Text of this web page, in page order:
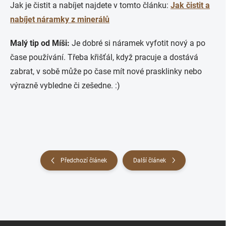
Jak je čistit a nabíjet najdete v tomto článku: Jak čistit a
nabíjet náramky z minerálů
Malý tip od Míši: Je dobré si náramek vyfotit nový a po
čase používání. Třeba křišťál, když pracuje a dostává
zabrat, v sobě může po čase mít nové prasklinky nebo
výrazně vybledne či zešedne. :)
Předchozí článek Další článek